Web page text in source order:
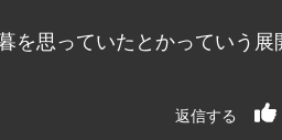
を思っていたとかっていう展
返信する